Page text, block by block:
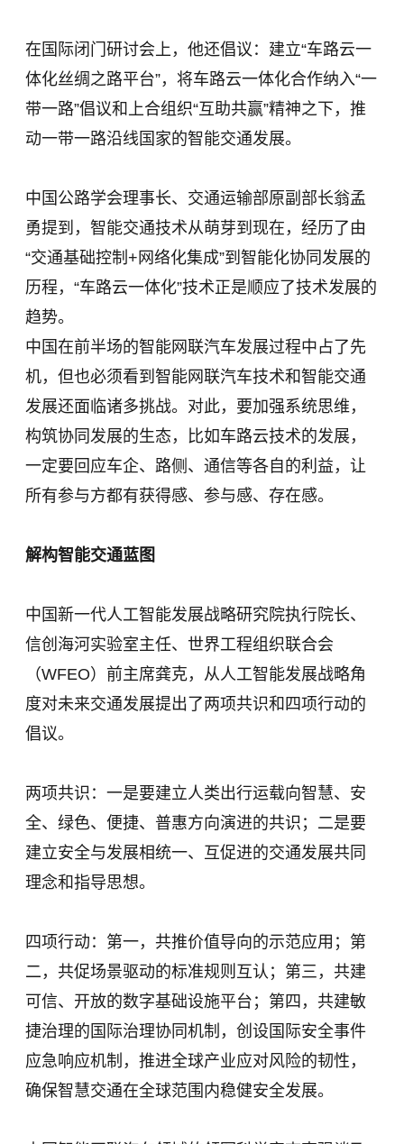
在国际闭门研讨会上，他还倡议：建立“车路云一
体化丝绸之路平台”，将车路云一体化合作纳入“一
带一路”倡议和上合组织“互助共赢”精神之下，推
动一带一路沿线国家的智能交通发展。
中国公路学会理事长、交通运输部原副部长翁孟
勇提到，智能交通技术从萌芽到现在，经历了由
“交通基础控制+网络化集成”到智能化协同发展的
历程，“车路云一体化”技术正是顺应了技术发展的
趋势。
中国在前半场的智能网联汽车发展过程中占了先
机，但也必须看到智能网联汽车技术和智能交通
发展还面临诸多挑战。对此，要加强系统思维，
构筑协同发展的生态，比如车路云技术的发展，
一定要回应车企、路侧、通信等各自的利益，让
所有参与方都有获得感、参与感、存在感。
解构智能交通蓝图
中国新一代人工智能发展战略研究院执行院长、
信创海河实验室主任、世界工程组织联合会
（WFEO）前主席龚克，从人工智能发展战略角
度对未来交通发展提出了两项共识和四项行动的
倡议。
两项共识：一是要建立人类出行运载向智慧、安
全、绿色、便捷、普惠方向演进的共识；二是要
建立安全与发展相统一、互促进的交通发展共同
理念和指导思想。
四项行动：第一，共推价值导向的示范应用；第
二，共促场景驱动的标准规则互认；第三，共建
可信、开放的数字基础设施平台；第四，共建敏
捷治理的国际治理协同机制，创设国际安全事件
应急响应机制，推进全球产业应对风险的韧性，
确保智慧交通在全球范围内稳健安全发展。